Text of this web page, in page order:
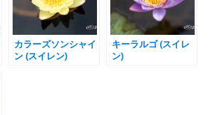
カラーズソンシャイ
ン (スイレン)
キーラルゴ (スイレ
ン)